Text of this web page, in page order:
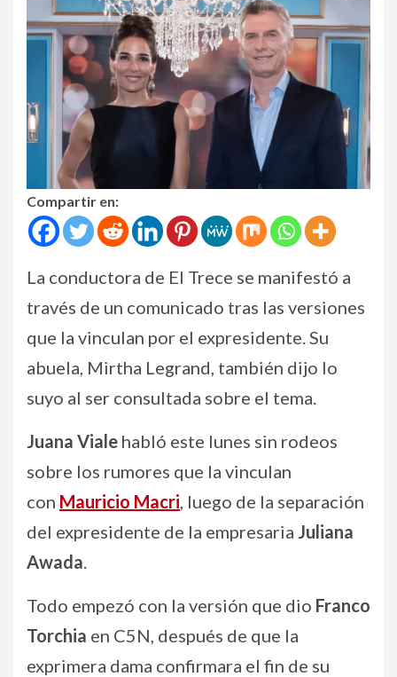
Compartir en:
La conductora de El Trece se manifestó a
través de un comunicado tras las versiones
que la vinculan por el expresidente. Su
abuela, Mirtha Legrand, también dijo lo
suyo al ser consultada sobre el tema.
Juana Viale habló este lunes sin rodeos
sobre los rumores que la vinculan
con Mauricio Macri, luego de la separación
del expresidente de la empresaria Juliana
Awada.
Todo empezó con la versión que dio Franco
Torchia en C5N, después de que la
exprimera dama confirmara el fin de su